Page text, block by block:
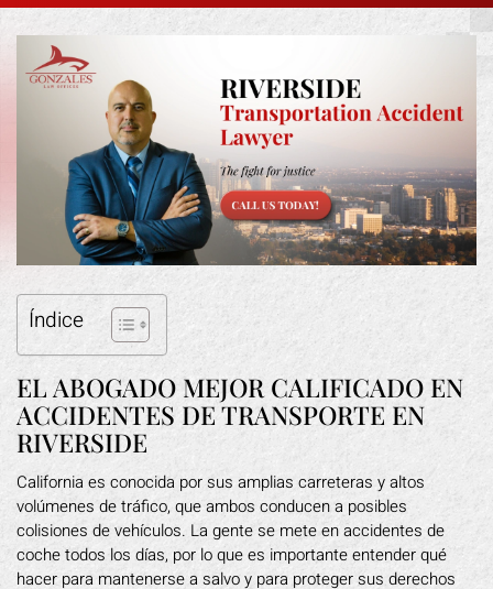
Índice
EL ABOGADO MEJOR CALIFICADO EN
ACCIDENTES DE TRANSPORTE EN
RIVERSIDE
California es conocida por sus amplias carreteras y altos
volúmenes de tráfico, que ambos conducen a posibles
colisiones de vehículos. La gente se mete en accidentes de
coche todos los días, por lo que es importante entender qué
hacer para mantenerse a salvo y para proteger sus derechos